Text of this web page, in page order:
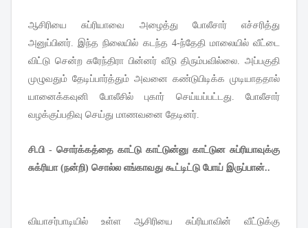
ஆசிரியை சுப்ரியாவை அழைத்து போலீசார் எச்சரித்து
அனுப்பினர். இந்த நிலையில் கடந்த 4-ந்தேதி மாலையில் வீட்டை
விட்டு சென்ற சுரேந்திரா பின்னர் வீடு திரும்பவில்லை. அப்பகுதி
முழுவதும் தேடிப்பார்த்தும் அவனை கண்டுபிடிக்க முடியாததால்
யானைக்கவுனி போலீசில் புகார் செய்யப்பட்டது. போலீசார்
வழக்குப்பதிவு செய்து மாணவனை தேடினர்.
சி.பி - சொர்க்கத்தை காட்டு காட்டுன்னு காட்டுன சுப்ரியாவுக்கு
சுக்ரியா (நன்றி) சொல்ல எங்காவது கூட்டிட்டு போய் இருப்பான்..
வியாசர்பாடியில் உள்ள ஆசிரியை சுப்ரியாவின் வீட்டுக்கு